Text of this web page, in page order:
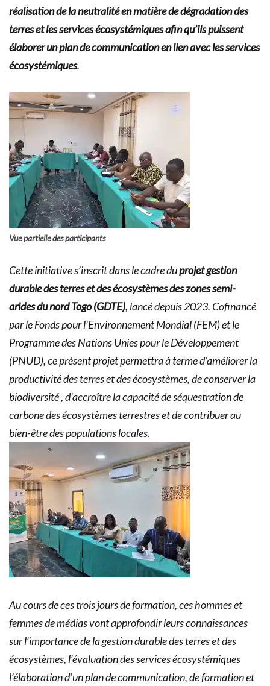
réalisation de la neutralité en matière de dégradation des
terres et les services écosystémiques afin qu’ils puissent
élaborer un plan de communication en lien avec les services
écosystémiques.
Vue partielle des participants
Cette initiative s’inscrit dans le cadre duprojet gestion
durable des terres et des écosystèmes des zones semi-
arides du nord Togo (GDTE), lancé depuis 2023. Cofinancé
par le Fonds pour l’Environnement Mondial (FEM) et le
Programme des Nations Unies pour le Développement
(PNUD), ce présent projet permettra à terme d’améliorer la
productivité des terres et des écosystèmes, de conserver la
biodiversité , d’accroître la capacité de séquestration de
carbone des écosystèmes terrestres et de contribuer au
bien-être des populations locales.
Au cours de ces trois jours de formation, ces hommes et
femmes de médias vontapprofondir leurs connaissances
sur l’importance de la gestion durable des terres et des
écosystèmes, l’évaluation des services écosystémiques
l’élaboration d’un plan de communication, de formation et